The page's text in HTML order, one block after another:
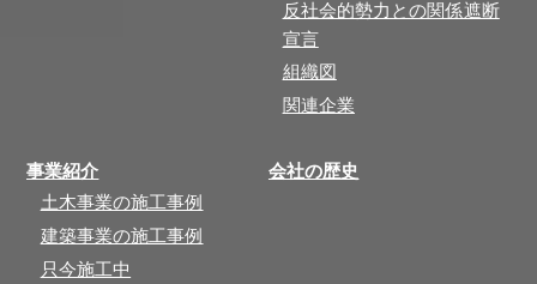
反社会的勢力との関係遮断
宣言
組織図
関連企業
事業紹介
土木事業の施工事例
建築事業の施工事例
只今施工中
会社の歴史